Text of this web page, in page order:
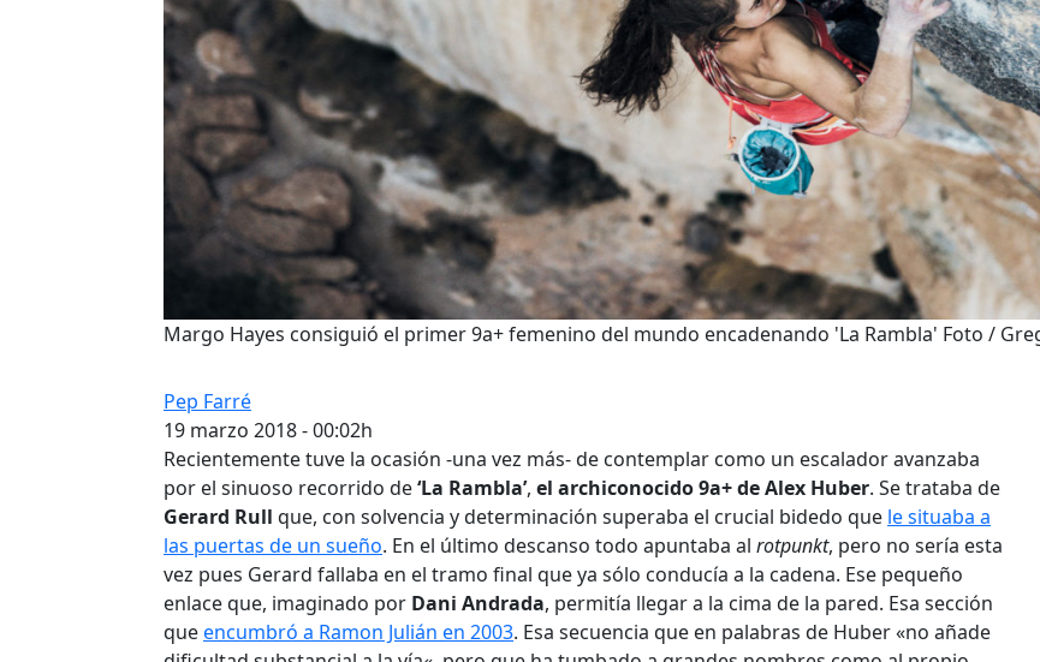
Margo Hayes consiguió el primer 9a+ femenino del mundo encadenando 'La Rambla' Foto /
Pep Farré
19 marzo 2018 - 00:02h
Recientemente tuve la ocasión -una vez más- de contemplar como un escalador avanzaba
por el sinuoso recorrido de‘La Rambla’, el archiconocido 9a+ de Alex Huber. Se trataba de
Gerard Rull que, con solvencia y determinación superaba el crucial bidedo que le situaba a
las puertas de un sueño. En el último descanso todo apuntaba al rotpunkt, pero no sería esta
vez pues Gerard fallaba en el tramo final que ya sólo conducía a la cadena. Ese pequeño
enlace que, imaginado por Dani Andrada, permitía llegar a la cima de la pared. Esa sección
queencumbró a Ramon Julián en 2003. Esa secuencia que en palabras de Huber «no añade